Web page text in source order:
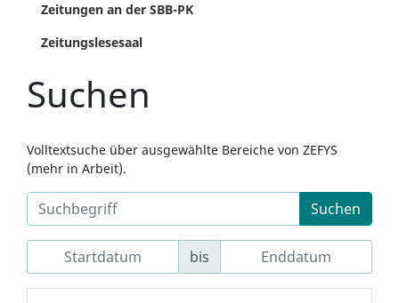
Zeitungen an der SBB-PK
Zeitungslesesaal
Suchen
Volltextsuche über ausgewählte Bereiche von ZEFYS
(mehr in Arbeit).
Suchen
bis